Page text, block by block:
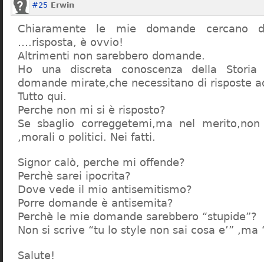
#25 Erwin
Chiaramente le mie domande cercano
….risposta, è ovvio!
Altrimenti non sarebbero domande.
Ho una discreta conoscenza della
domande mirate,che necessitano di risposte
Tutto qui.
Perche non mi si è risposto?
Se sbaglio correggetemi,ma nel
,morali o politici. Nei fatti.
Signor calò, perche mi offende?
Perchè sarei ipocrita?
Dove vede il mio antisemitismo?
Porre domande è antisemita?
Perchè le mie domande sarebbero “stupide”?
Non si scrive “tu lo style non sai cosa e’” ,ma
Salute!